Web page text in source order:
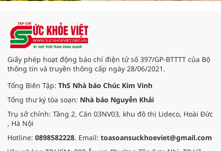
Giấy phép hoạt động báo chí điện tử số 397/GP-BTTTT của Bộ
thông tin và truyền thông cấp ngày 28/06/2021.
Tổng Biên Tập: ThS Nhà báo Chúc Kim Vinh
Tổng thư ký tòa soạn: Nhà báo Nguyễn Khải
Trụ sở chính: Tầng 2, Căn 03NV03, khu đô thị Lideco, Hoài Đức
, Hà Nội
Hotline: 0898582228. Email: toasoansuckhoeviet@gmail.com